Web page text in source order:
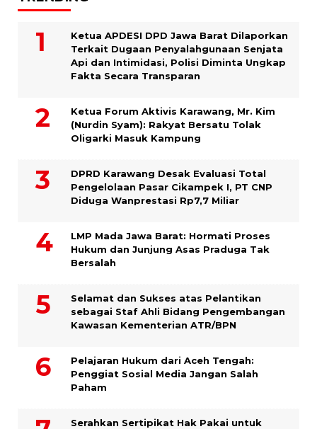
Ketua APDESI DPD Jawa Barat Dilaporkan
Terkait Dugaan Penyalahgunaan Senjata
Api dan Intimidasi, Polisi Diminta Ungkap
Fakta Secara Transparan
Ketua Forum Aktivis Karawang, Mr. Kim
(Nurdin Syam): Rakyat Bersatu Tolak
Oligarki Masuk Kampung
DPRD Karawang Desak Evaluasi Total
Pengelolaan Pasar Cikampek I, PT CNP
Diduga Wanprestasi Rp7,7 Miliar
LMP Mada Jawa Barat: Hormati Proses
Hukum dan Junjung Asas Praduga Tak
Bersalah
Selamat dan Sukses atas Pelantikan
sebagai Staf Ahli Bidang Pengembangan
Kawasan Kementerian ATR/BPN
Pelajaran Hukum dari Aceh Tengah:
Penggiat Sosial Media Jangan Salah
Paham
Serahkan Sertipikat Hak Pakai untuk